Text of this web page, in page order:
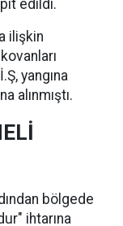
edildi.
ilişkin
yangına
alınmıştı.
bölgede
ihtarına